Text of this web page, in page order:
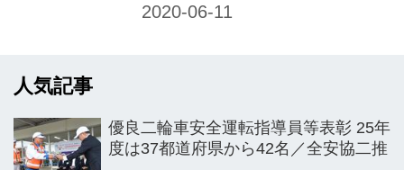
し、交通安全におけるポイントやバイ
TikTokでの作品募集を6月1日からスタ
ートさせた。
人気記事
優良二輪車安全運転指導員等表彰 25年
度は37都道府県から42名／全安協二推